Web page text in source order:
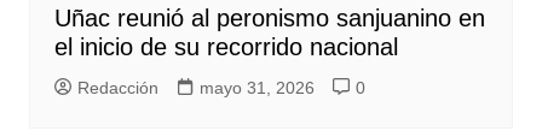
Uñac reunió al peronismo sanjuanino en
el inicio de su recorrido nacional
Redacción mayo 31, 2026 0